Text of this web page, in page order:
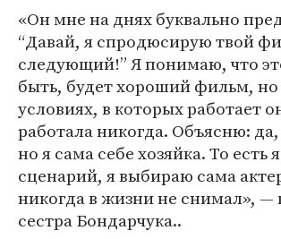
«Он мне на днях буквально
“Давай, я спродюсирую твой
следующий!” Я понимаю, что
быть, будет хороший фильм, но
условиях, в которых работает
работала никогда. Объясню:
но я сама себе хозяйка. То есть
сценарий, я выбираю сама
никогда в жизни не снимал», —
сестра Бондарчука..